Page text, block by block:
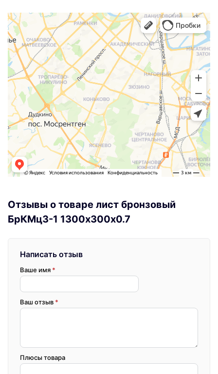
Отзывы о товаре лист бронзовый
БрКМц3-1 1300х300х0.7
Написать отзыв
Ваше имя *
Ваш отзыв *
Плюсы товара